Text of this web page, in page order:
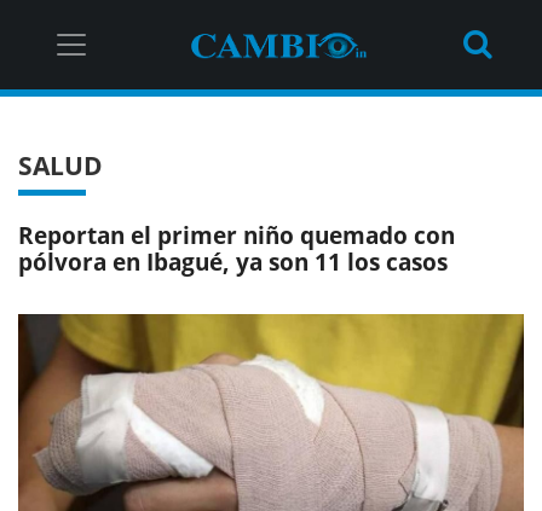
SALUD
Reportan el primer niño quemado con
pólvora en Ibagué, ya son 11 los casos